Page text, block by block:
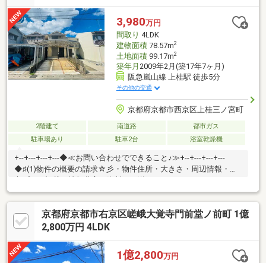
店まで300m 徒歩4分4．京都市立 紫明小学校まで638ｍ 徒歩8分
5．私立 立命館小学校まで570m 徒歩8分
3,980万円
間取り 4LDK
建物面積78.57m2
土地面積99.17m2
築年月 2009年2月(築17年7ヶ月)
阪急嵐山線 上桂駅 徒歩5分
その他の交通
京都府京都市西京区上桂三ノ宮町
2階建て 南道路
都市ガス
駐車場あり
駐車2台 浴室乾燥機
+--+---+---+---◆≪お問い合わせでできること♪≫+--+---+---+---
◆♯(1)物件の概要の請求☆彡・物件住所・大きさ・周辺情報・参
◆♯(2)資金計画☆彡・購入に掛かる費用の確認・お客様の借りれ
る住宅ローンの確認・建築費用の確認--+---+---◆♯(3)類似物件のご
紹介☆彡・エリアや大きさ、予算に合わせて比較いただける物件
のご紹介--+---+---◆♯(4)見学予約☆彡・百聞は一見に如かず！実
京都府京都市右京区嵯峨大覚寺門前堂ノ前町 1億
2,800万円 4LDK
1億2,800万円